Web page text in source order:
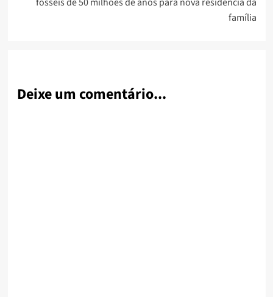
família
Deixe um comentário...